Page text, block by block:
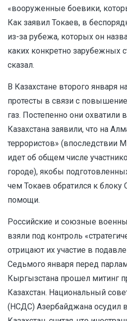
«вооруженные боевики,
Как заявил Токаев, в
из-за рубежа, которых он
каких конкретно зарубежных
сказал.
В Казахстане второго января
протесты в связи с
газ. Постепенно они охватили
Казахстана заявили, что на
террористов» (впоследствии
идет об общем числе
городе), якобы
чем Токаев обратился к
помощи.
Российские и союзные
взяли под контроль
отрицают их участие в
Седьмого января перед
Кыргызстана прошел митинг
Казахстан. Национальный
(НСДС) Азербайджана осудил